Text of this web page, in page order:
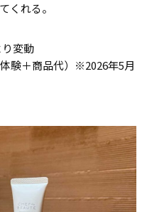
くれる。
変動
験＋商品代）※2026年5月